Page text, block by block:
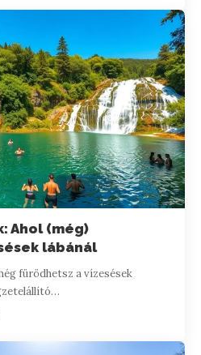
Ahol (még)
lábánál
fürödhetsz a vízesések